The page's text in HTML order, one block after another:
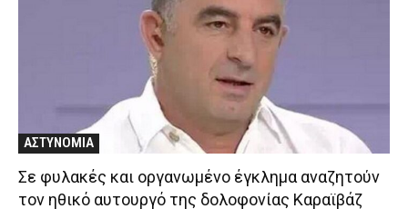
ΑΣΤΥΝΟΜΙΑ
Σε φυλακές και οργανωμένο έγκλημα αναζητούν
τον ηθικό αυτουργό της δολοφονίας Καραϊβάζ